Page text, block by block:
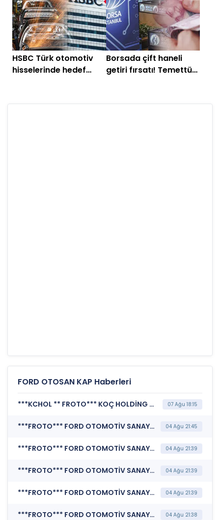
HSBC Türk otomotiv
hisselerinde hedef
Borsada çift haneli
getiri fırsatı! Temettü
FORD OTOSAN KAP Haberleri
***KCHOL ** FROTO*** KOÇ HOLDİNG A.Ş. (Finansal Duran Varlık Edinimi) 07 Ağu 18:15
***FROTO*** FORD OTOMOTİV SANAYİ A.Ş. (Özel Durum Açıklaması (Genel)) 04 Ağu 21:45
***FROTO*** FORD OTOMOTİV SANAYİ A.Ş. (Katılım Finansı İlkeleri Bilgi Formu ) 04 Ağu 21:39
***FROTO*** FORD OTOMOTİV SANAYİ A.Ş. (Geleceğe Dönük Değerlendirmeler) 04 Ağu 21:39
***FROTO*** FORD OTOMOTİV SANAYİ A.Ş. (Sorumluluk Beyanı (Konsolide)) 04 Ağu 21:39
***FROTO*** FORD OTOMOTİV SANAYİ A.Ş. (Faaliyet Raporu (Konsolide)) 04 Ağu 21:38